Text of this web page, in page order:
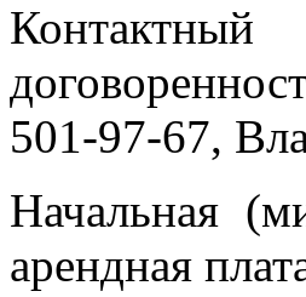
501-97-67,
Начальная
арендная